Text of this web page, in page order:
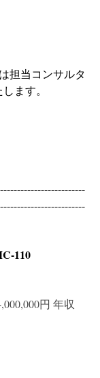
担当コンサルタ
ます。
110
円 年収